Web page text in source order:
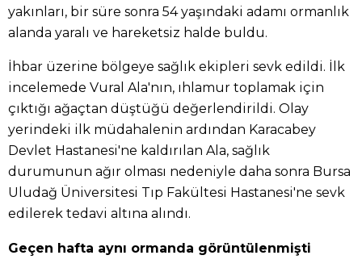
yakınları, bir süre sonra 54 yaşındaki adamı ormanlık
alanda yaralı ve hareketsiz halde buldu.
İhbar üzerine bölgeye sağlık ekipleri sevk edildi. İlk
incelemede Vural Ala'nın, ıhlamur toplamak için
çıktığı ağaçtan düştüğü değerlendirildi. Olay
yerindeki ilk müdahalenin ardından Karacabey
Devlet Hastanesi'ne kaldırılan Ala, sağlık
durumunun ağır olması nedeniyle daha sonra Bursa
Uludağ Üniversitesi Tıp Fakültesi Hastanesi'ne sevk
edilerek tedavi altına alındı.
Geçen hafta aynı ormanda görüntülenmişti